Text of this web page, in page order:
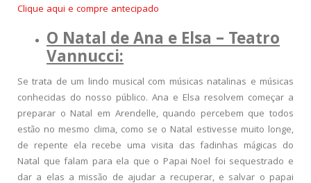
Clique aqui e compre antecipado
O Natal de Ana e Elsa – Teatro
Vannucci:
Se trata de um lindo musical com músicas natalinas e músicas
conhecidas do nosso público. Ana e Elsa resolvem começar a
preparar o Natal em Arendelle, quando percebem que todos
estão no mesmo clima, como se o Natal estivesse muito longe,
de repente ela recebe uma visita das fadinhas mágicas do
Natal que falam para ela que o Papai Noel foi sequestrado e
dar a elas a missão de ajudar a recuperar, e salvar o papai